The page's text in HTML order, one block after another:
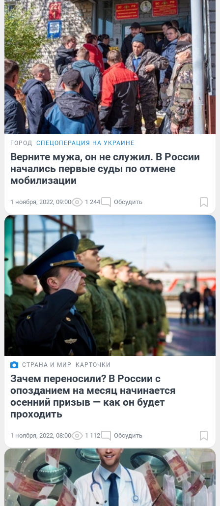
ГОРОД СПЕЦОПЕРАЦИЯ НА УКРАИНЕ
Верните мужа, он не служил. В России
начались первые суды по отмене
мобилизации
1 ноября, 2022, 09:00 1 244 Обсудить
СТРАНА И МИР КАРТОЧКИ
Зачем переносили? В России с
опозданием на месяц начинается
осенний призыв — как он будет
проходить
1 ноября, 2022, 08:00 1 112 Обсудить